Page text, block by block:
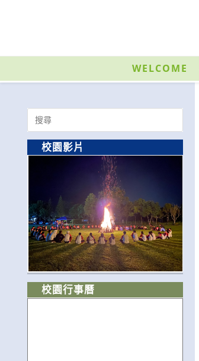
內
WELCOME
Search
for:
校園影片
校園行事曆